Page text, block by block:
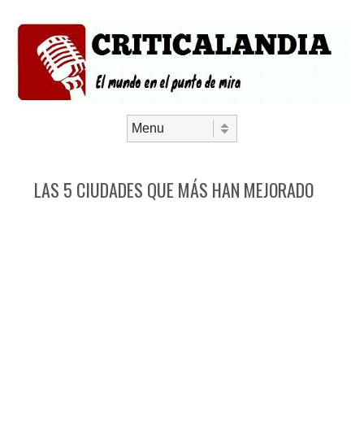
LAS 5 CIUDADES QUE MÁS HAN MEJORADO